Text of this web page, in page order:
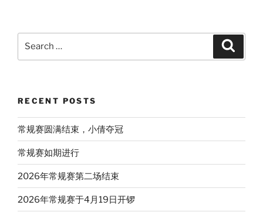
RECENT POSTS
常规赛圆满结束，小倩夺冠
常规赛如期进行
2026年常规赛第二场结束
2026年常规赛于4月19日开锣